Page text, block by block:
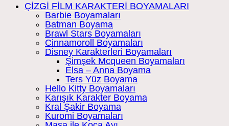
ÇİZGİ FİLM KARAKTERİ BOYAMALARI
Barbie Boyamaları
Batman Boyama
Brawl Stars Boyamaları
Cinnamoroll Boyamaları
Disney Karakterleri Boyamaları
Şimşek Mcqueen Boyamaları
Elsa – Anna Boyama
Ters Yüz Boyama
Hello Kitty Boyamaları
Karışık Karakter Boyama
Kral Şakir Boyama
Kuromi Boyamaları